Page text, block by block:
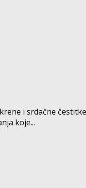
i srdačne
koje...